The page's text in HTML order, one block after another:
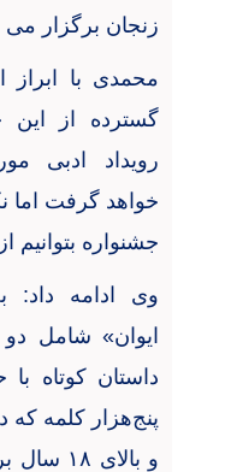
زنجان برگزار
محمدی با ابراز
گسترده از این
رویداد ادبی
خواهد گرفت اما
جشنواره بتوانیم
وی ادامه داد:
ایوان» شامل
داستان کوتاه
پنج‌هزار کلمه که
و بالای ۱۸ سال